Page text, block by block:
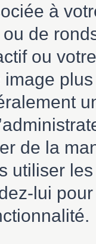
à
ou de
ou
de la
utiliser
lui